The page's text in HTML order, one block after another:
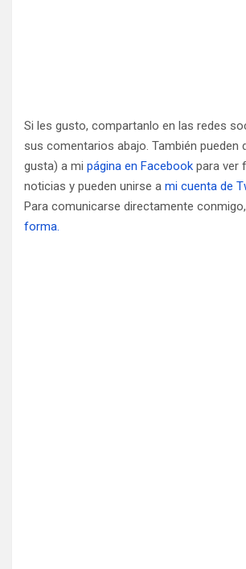
Si les gusto, compartanlo en las redes
sus comentarios abajo. También pueden
gusta) a mi página en Facebook para ver
noticias y pueden unirse a mi cuenta de
Para comunicarse directamente conmigo,
forma.